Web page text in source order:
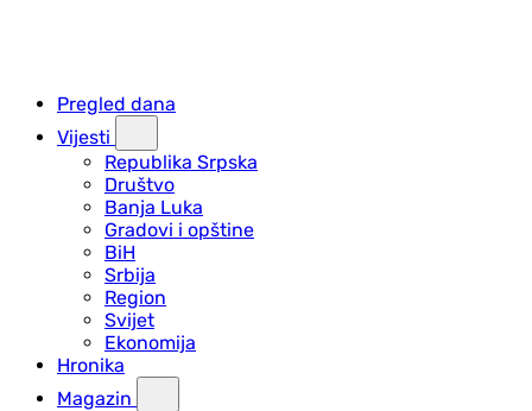
Pregled dana
Vijesti
Republika Srpska
Društvo
Banja Luka
Gradovi i opštine
BiH
Srbija
Region
Svijet
Ekonomija
Hronika
Magazin